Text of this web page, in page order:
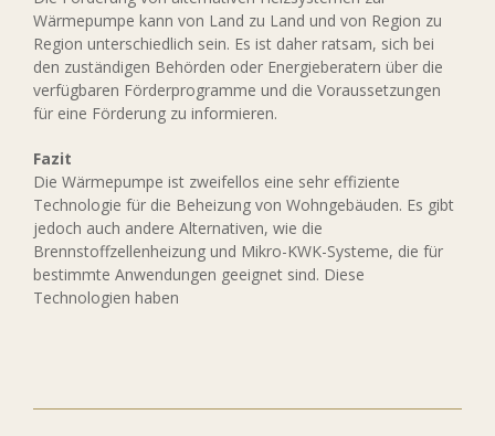
Wärmepumpe kann von Land zu Land und von Region zu
Region unterschiedlich sein. Es ist daher ratsam, sich bei
den zuständigen Behörden oder Energieberatern über die
verfügbaren Förderprogramme und die Voraussetzungen
für eine Förderung zu informieren.
Fazit
Die Wärmepumpe ist zweifellos eine sehr effiziente
Technologie für die Beheizung von Wohngebäuden. Es gibt
jedoch auch andere Alternativen, wie die
Brennstoffzellenheizung und Mikro-KWK-Systeme, die für
bestimmte Anwendungen geeignet sind. Diese
Technologien haben